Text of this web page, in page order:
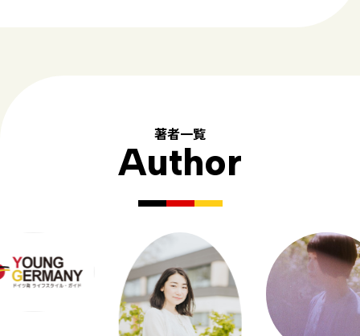
著者一覧
Author